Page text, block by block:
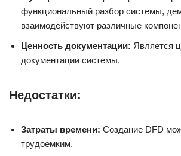
функциональный разбор системы,
взаимодействуют различные
Ценность документации: Является
документации системы.
Недостатки:
Затраты времени: Создание DFD
трудоемким.